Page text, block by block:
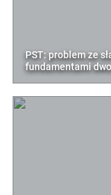
PST: problem ze
fundamentami